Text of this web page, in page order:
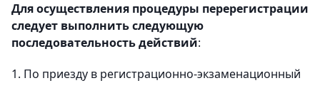
Для осуществления процедуры перерегистрации
следует выполнить следующую
последовательность действий:
1. По приезду в регистрационно-экзаменационный